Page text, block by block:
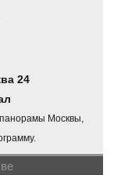
24
Москвы,